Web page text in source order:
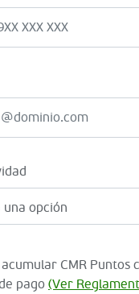
CMR Puntos
pago (Ver